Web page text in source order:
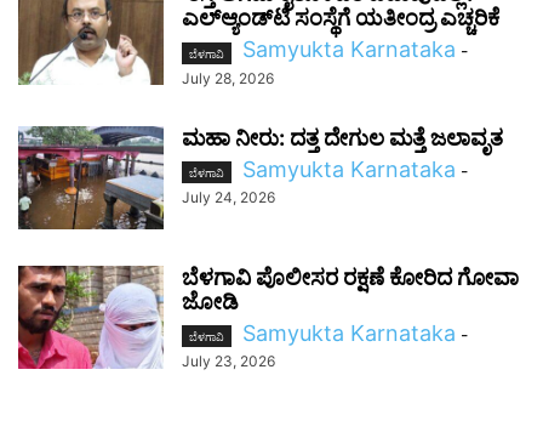
ಎಲ್‌ಆ್ಯಂಡ್‌ಟಿ ಸಂಸ್ಥೆಗೆ ಯತೀಂದ್ರ ಎಚ್ಚರಿಕೆ
ಬೆಳಗಾವಿ Samyukta Karnataka -
July 28, 2026
ಮಹಾ ನೀರು: ದತ್ತ ದೇಗುಲ ಮತ್ತೆ ಜಲಾವೃತ
ಬೆಳಗಾವಿ Samyukta Karnataka -
July 24, 2026
ಬೆಳಗಾವಿ ಪೊಲೀಸರ ರಕ್ಷಣೆ ಕೋರಿದ ಗೋವಾ
ಜೋಡಿ
ಬೆಳಗಾವಿ Samyukta Karnataka -
July 23, 2026